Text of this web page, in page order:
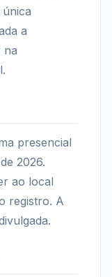
a
na
presencial
2026.
ao local
registro. A